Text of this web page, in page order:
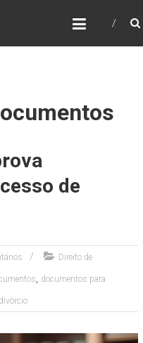
de
Direito de
, documentos para